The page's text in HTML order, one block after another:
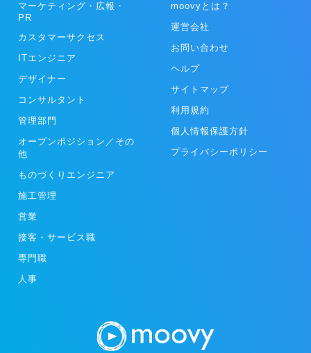
マーケティング・広報・
PR
カスタマーサクセス
ITエンジニア
デザイナー
コンサルタント
管理部門
オープンポジション／その
他
ものづくりエンジニア
施工管理
営業
接客・サービス職
専門職
人事
moovyとは？
運営会社
お問い合わせ
ヘルプ
サイトマップ
利用規約
個人情報保護方針
プライバシーポリシー